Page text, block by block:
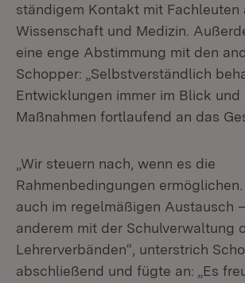
ständigem Kontakt mit Fachleuten
Wissenschaft und Medizin.
eine enge Abstimmung mit den
Schopper: „Selbstverständlich
Entwicklungen immer im Blick und
Maßnahmen fortlaufend an das
„Wir steuern nach, wenn es die
Rahmenbedingungen
auch im regelmäßigen Austausch
anderem mit der Schulverwaltung
Lehrerverbänden“, unterstrich
abschließend und fügte an: „Es